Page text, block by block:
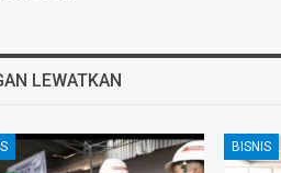
LEWATKAN
BISNIS